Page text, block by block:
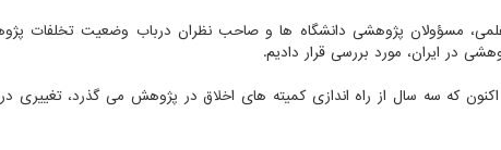
مسؤولان پژوهشی دانشگاه ها و صاحب نظران درباب وضعیت تخلفات
در ایران، مورد بررسی قرار دادیم.
که سه سال از راه اندازی کمیته های اخلاق در پژوهش می گذرد، تغییری در